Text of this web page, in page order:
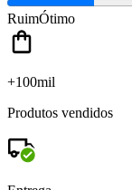
RuimÓtimo
+100mil
Produtos vendidos